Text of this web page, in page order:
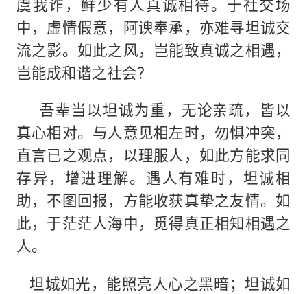
虞我诈，鲜少有人真诚相待。于社交场
中，虚情假意，阿谀奉承，亦难寻坦诚交
流之影。如此之风，岂能致真诚之相遇，
岂能成和谐之社会？
吾辈当以坦诚为重，无论亲疏，皆以
真心相对。与人意见相左时，勿惧冲突，
直言已之观点，以理服人，如此方能求同
存异，增进理解。遇人有难时，坦诚相
助，不图回报，方能收获真挚之友情。如
此，于茫茫人海中，觅得真正相知相遇之
人。
坦城如光，能照亮人心之黑暗；坦诚如